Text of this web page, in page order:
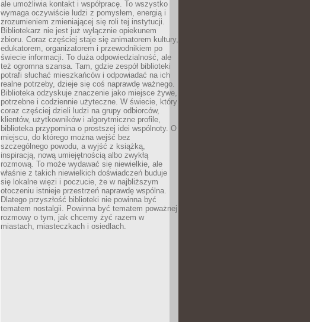
ale umożliwia kontakt i współpracę. To wszystko
wymaga oczywiście ludzi z pomysłem, energią i
zrozumieniem zmieniającej się roli tej instytucji.
Bibliotekarz nie jest już wyłącznie opiekunem
zbioru. Coraz częściej staje się animatorem kultury,
edukatorem, organizatorem i przewodnikiem po
świecie informacji. To duża odpowiedzialność, ale
też ogromna szansa. Tam, gdzie zespół biblioteki
potrafi słuchać mieszkańców i odpowiadać na ich
realne potrzeby, dzieje się coś naprawdę ważnego.
Biblioteka odzyskuje znaczenie jako miejsce żywe,
potrzebne i codziennie użyteczne. W świecie, który
coraz częściej dzieli ludzi na grupy odbiorców,
klientów, użytkowników i algorytmiczne profile,
biblioteka przypomina o prostszej idei wspólnoty. O
miejscu, do którego można wejść bez
szczególnego powodu, a wyjść z książką,
inspiracją, nową umiejętnością albo zwykłą
rozmową. To może wydawać się niewielkie, ale
właśnie z takich niewielkich doświadczeń buduje
się lokalne więzi i poczucie, że w najbliższym
otoczeniu istnieje przestrzeń naprawdę wspólna.
Dlatego przyszłość biblioteki nie powinna być
tematem nostalgii. Powinna być tematem poważnej
rozmowy o tym, jak chcemy żyć razem w
miastach, miasteczkach i osiedlach.